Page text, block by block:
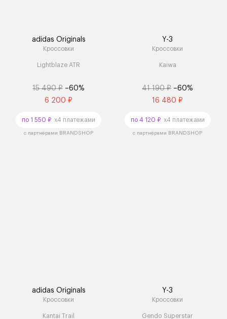
adidas Originals
Кроссовки
Lightblaze ATR
15 490 ₽ –60%
6 200 ₽
по 1 550 ₽ x4 платежами
с партнёрами BRANDSHOP
Y-3
Кроссовки
Kaiwa
41 190 ₽ –60%
16 480 ₽
по 4 120 ₽x4 платежами
с партнёрами BRANDSHOP
adidas Originals
Кроссовки
Kantai Trail
Y-3
Кроссовки
Gendo Superstar